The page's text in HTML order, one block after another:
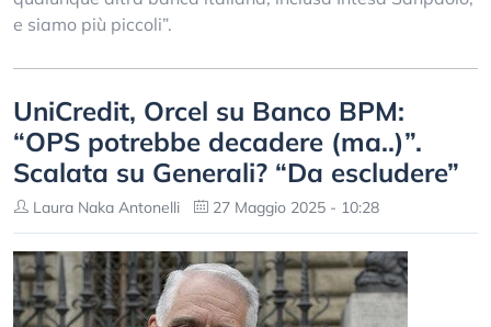
e siamo più piccoli”.
UniCredit, Orcel su Banco BPM:
“OPS potrebbe decadere (ma..)”.
Scalata su Generali? “Da escludere”
Laura Naka Antonelli 27 Maggio 2025 - 10:28